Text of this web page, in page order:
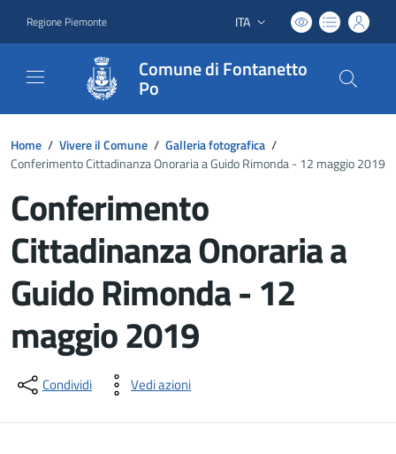
Regione Piemonte Lingua attiva:
ITA
Comune di Fontanetto
Po
Home / Vivere il Comune / Galleria fotografica /
Conferimento Cittadinanza Onoraria a Guido Rimonda - 12 maggio 2019
Conferimento
Cittadinanza Onoraria a
Guido Rimonda - 12
maggio 2019
Dettagli del documento
Condividi Vedi azioni